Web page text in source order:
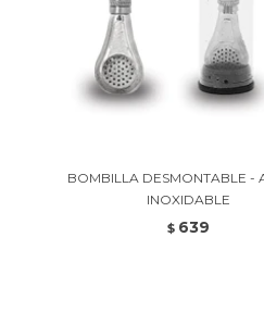
BOMBILLA DESMONTABLE -
INOXIDABLE
$ 639